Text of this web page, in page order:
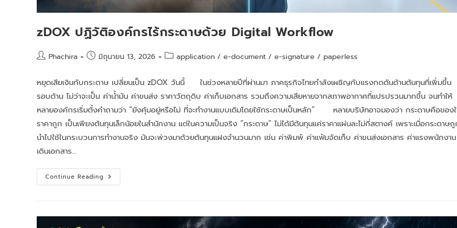
zDOX ปฏิวัติองค์กรไร้กระดาษด้วย Digital Workflow
Phachira มิถุนายน 13, 2026 application / e-document / e-signature / paperless
หยุดเสียเงินกับกระดาษ เปลี่ยนเป็น zDOX วันนี้ ในช่วงหลายปีที่ผ่านมา ภาคธุรกิจไทยกำลังเผชิญกับแรงกดดันด้านต้นทุนที่เพิ่มขึ้น
รอบด้าน ไม่ว่าจะเป็น ค่าน้ำมัน ค่าขนส่ง ราคาวัตถุดิบ ค่าเก็บเอกสาร รวมถึงความเสียหายจากสภาพอากาศที่แปรปรวนมากขึ้น จนทำให้
หลายองค์กรเริ่มตั้งคำถามว่า “ยังคุ้มอยู่หรือไม่ ที่จะทำงานแบบเดิมโดยใช้กระดาษเป็นหลัก” หลายบริษัทอาจมองว่า กระดาษคือของ
ราคาถูก เป็นเพียงต้นทุนเล็กน้อยในสำนักงาน แต่ในความเป็นจริง “กระดาษ” ไม่ได้มีต้นทุนแค่ราคาแผ่นละไม่กี่สตางค์ เพราะเมื่อกระดาษ
นำไปใช้ในกระบวนการทำงานจริง มันจะพ่วงมาด้วยต้นทุนแฝงจำนวนมาก เช่น ค่าพิมพ์ ค่าแฟ้มจัดเก็บ ค่าขนส่งเอกสาร ค่าแรงพนักงาน
เดินเอกสาร…
Continue Reading